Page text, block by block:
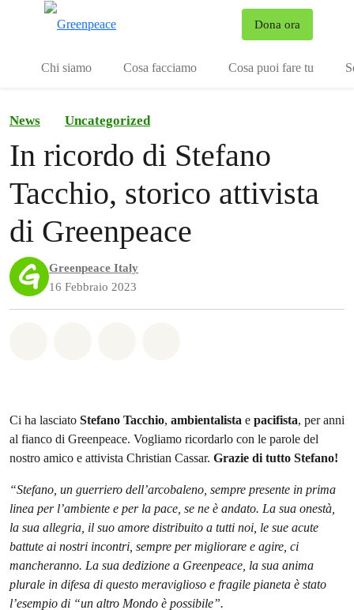
Dona ora
Chi siamo Cosa facciamo Cosa puoi fare tu
News Uncategorized
In ricordo di Stefano
Tacchio, storico attivista
di Greenpeace
Greenpeace Italy
16 Febbraio 2023
Ci ha lasciato Stefano Tacchio, ambientalista e pacifista, per anni
al fianco di Greenpeace. Vogliamo ricordarlo con le parole del
nostro amico e attivista Christian Cassar. Grazie di tutto Stefano!
“Stefano, un guerriero dell’arcobaleno, sempre presente in prima
linea per l’ambiente e per la pace, se ne è andato. La sua onestà,
la sua allegria, il suo amore distribuito a tutti noi, le sue acute
battute ai nostri incontri, sempre per migliorare e agire, ci
mancheranno. La sua dedizione a Greenpeace, la sua anima
plurale in difesa di questo meraviglioso e fragile pianeta è stato
l’esempio di “un altro Mondo è possibile”.